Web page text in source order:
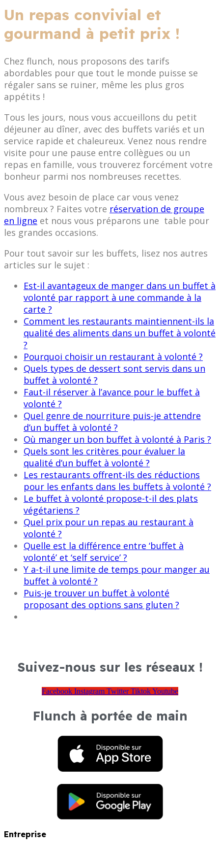
Un repas convivial et
gourmand à petit prix !
Chez flunch, nous proposons des tarifs
abordables pour que tout le monde puisse se
régaler sans se ruiner, même les plus gros
appétits !
Tous les jours, nous vous accueillons du petit
déjeuner au dîner, avec des buffets variés et un
service rapide et chaleureux. Venez nous rendre
visite pour une pause entre collègues ou un
repas en famille, vous trouverez forcément votre
bonheur parmi nos nombreuses recettes.
Vous avez besoin de place car vous venez
nombreux ? Faites votre réservation de groupe
en ligne et nous vous préparons une table pour
les grandes occasions.
Pour tout savoir sur les buffets, lisez nos autres
articles sur le sujet :
Est-il avantageux de manger dans un buffet à
volonté par rapport à une commande à la
carte ?
Comment les restaurants maintiennent-ils la
qualité des aliments dans un buffet à volonté
?
Pourquoi choisir un restaurant à volonté ?
Quels types de dessert sont servis dans un
buffet à volonté ?
Faut-il réserver à l’avance pour le buffet à
volonté ?
Quel genre de nourriture puis-je attendre
d’un buffet à volonté ?
Où manger un bon buffet à volonté à Paris ?
Quels sont les critères pour évaluer la
qualité d’un buffet à volonté ?
Les restaurants offrent-ils des réductions
pour les enfants dans les buffets à volonté ?
Le buffet à volonté propose-t-il des plats
végétariens ?
Quel prix pour un repas au restaurant à
volonté ?
Quelle est la différence entre ‘buffet à
volonté’ et ‘self service’ ?
Y a-t-il une limite de temps pour manger au
buffet à volonté ?
Puis-je trouver un buffet à volonté
proposant des options sans gluten ?
Suivez-nous sur les réseaux !
Facebook Instagram Twitter TiktokYoutube
Flunch à portée de main
Entreprise